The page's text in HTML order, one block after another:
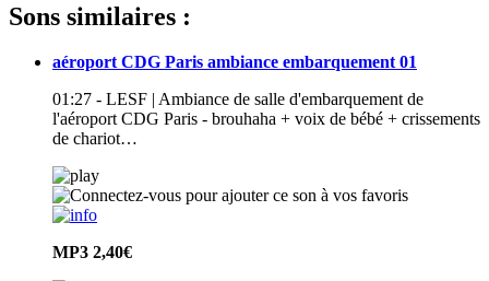
Sons similaires :
aéroport CDG Paris ambiance embarquement 01
01:27 - LESF | Ambiance de salle d'embarquement de
l'aéroport CDG Paris - brouhaha + voix de bébé + crissements
de chariot…
MP3 2,40€